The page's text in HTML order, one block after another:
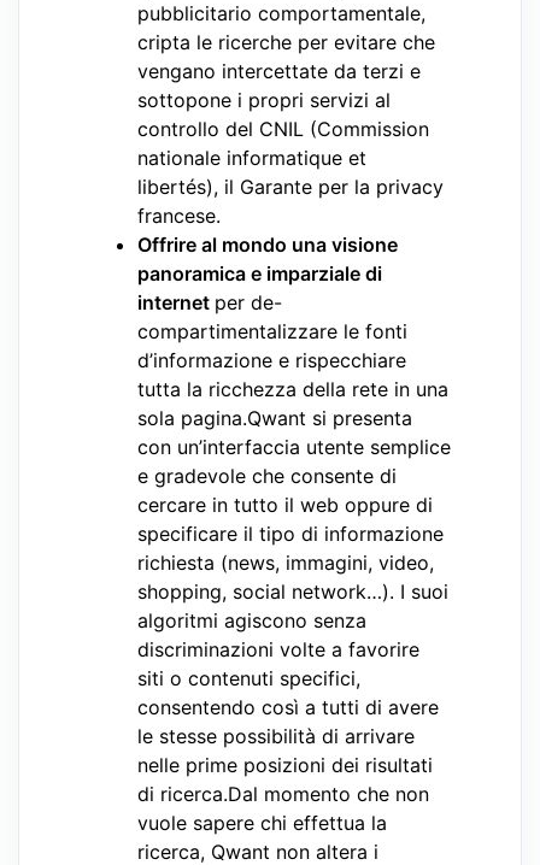
pubblicitario comportamentale,
cripta le ricerche per evitare che
vengano intercettate da terzi e
sottopone i propri servizi al
controllo del CNIL (Commission
nationale informatique et
libertés), il Garante per la privacy
francese.
Offrire al mondo una visione
panoramica e imparziale di
internet per de-
compartimentalizzare le fonti
d’informazione e rispecchiare
tutta la ricchezza della rete in una
sola pagina.Qwant si presenta
con un’interfaccia utente semplice
e gradevole che consente di
cercare in tutto il web oppure di
specificare il tipo di informazione
richiesta (news, immagini, video,
shopping, social network…). I suoi
algoritmi agiscono senza
discriminazioni volte a favorire
siti o contenuti specifici,
consentendo così a tutti di avere
le stesse possibilità di arrivare
nelle prime posizioni dei risultati
di ricerca.Dal momento che non
vuole sapere chi effettua la
ricerca, Qwant non altera i